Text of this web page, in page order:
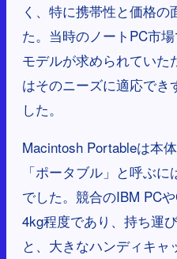
く、特に携帯性と価格
た。当時のノートPC市
モデルが求められていた
はそのニーズに適応でき
した。
Macintosh Portableは本
「ポータブル」と呼ぶ
でした。競合のIBM PC
4kg程度であり、持ち運
と、大きなハンディキ